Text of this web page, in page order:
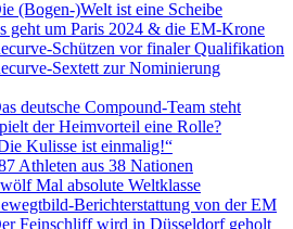
(Bogen-)Welt ist eine Scheibe
geht um Paris 2024 & die EM-Krone
Schützen vor finaler Qualifikation
Sextett zur Nominierung
deutsche Compound-Team steht
der Heimvorteil eine Rolle?
Kulisse ist einmalig!“
Athleten aus 38 Nationen
Mal absolute Weltklasse
Berichterstattung von der EM
Feinschliff wird in Düsseldorf geholt